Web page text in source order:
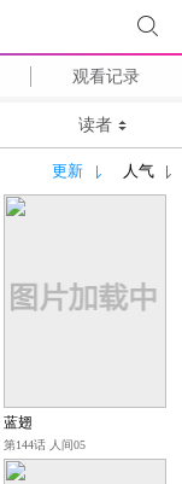
观看记录
读者
人气
更新
蓝翅
第144话 人间05